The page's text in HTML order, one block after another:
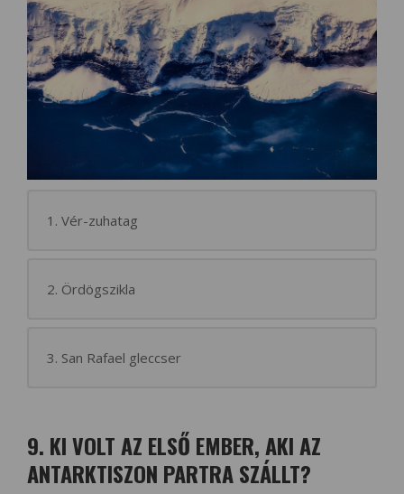
1. Vér-zuhatag
2. Ördögszikla
3. San Rafael gleccser
9. KI VOLT AZ ELSŐ EMBER, AKI AZ
ANTARKTISZON PARTRA SZÁLLT?